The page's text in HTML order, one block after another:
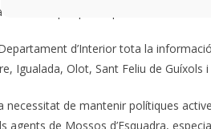
moció perquè s´aprovi en el si dels
d’Interior tota la
Igualada, Olot, Sant Feliu de Guíxols
de mantenir polítiques
de Mossos d’Esquadra,